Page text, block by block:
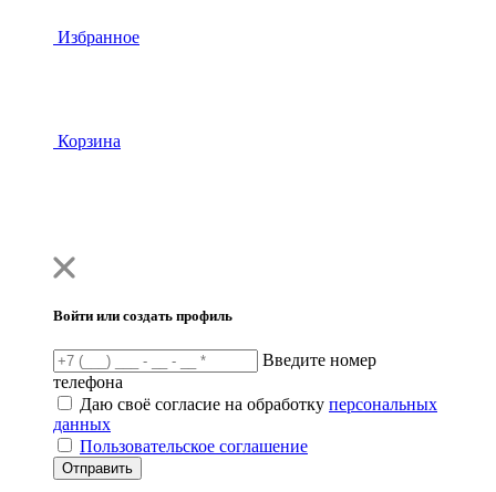
Избранное
Корзина
Войти или создать профиль
Введите номер
телефона
Даю своё согласие на обработку персональных
данных
Пользовательское соглашение
Отправить